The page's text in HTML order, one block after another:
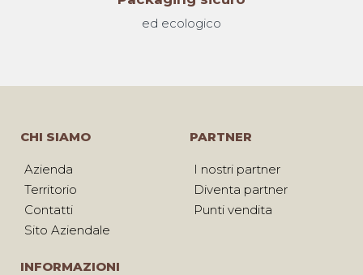
ed ecologico
CHI SIAMO
Azienda
Territorio
Contatti
Sito Aziendale
PARTNER
I nostri partner
Diventa partner
Punti vendita
INFORMAZIONI